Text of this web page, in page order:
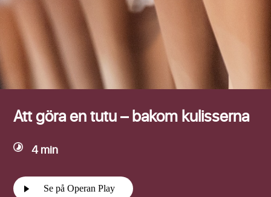
Att göra en tutu – bakom kulisserna
4 min
Se på Operan Play